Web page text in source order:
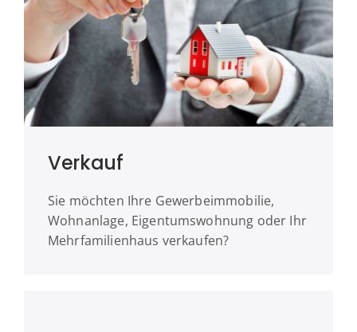
Verkauf
Sie möchten Ihre Gewerbeimmobilie,
Wohnanlage, Eigentumswohnung oder Ihr
Mehrfamilienhaus verkaufen?